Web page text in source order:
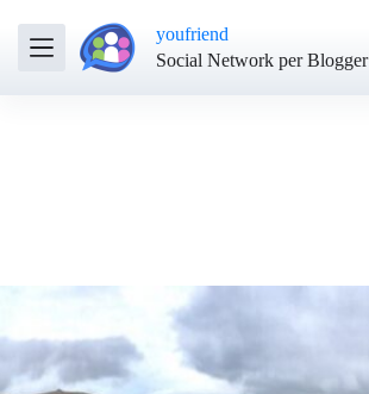
youfriend
Social Network per Blogger